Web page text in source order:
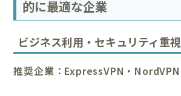
的に最適な企業
ビジネス利用・セキュリティ重視
推奨企業：ExpressVPN・NordVPN